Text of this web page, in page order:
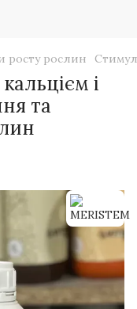
росту рослин
і
та